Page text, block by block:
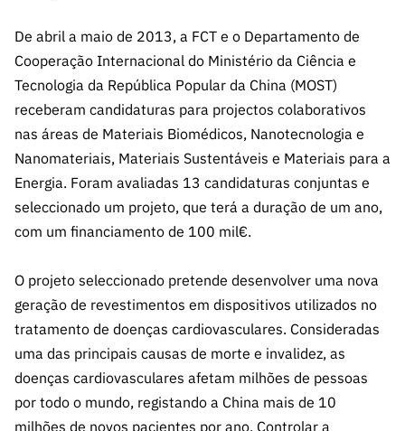
Subscrever
Direct Mail
de
Concursos
Comunicado
s
ento,
Aquisição
de
Serviços e
Parcerias
Consultas
públicas
Manifesta
ções de
serviços
digitais da
FCT
Canais de
Denúncia
s
De abril a maio de 2013, a FCT e o Departamento de
Cooperação Internacional do Ministério da Ciência e
Tecnologia da República Popular da China (MOST)
receberam candidaturas para projectos colaborativos
nas áreas de Materiais Biomédicos, Nanotecnologia e
Nanomateriais, Materiais Sustentáveis e Materiais para a
Energia. Foram avaliadas 13 candidaturas conjuntas e
seleccionado um projeto, que terá a duração de um ano,
com um financiamento de 100 mil€.
O projeto seleccionado pretende desenvolver uma nova
geração de revestimentos em dispositivos utilizados no
tratamento de doenças cardiovasculares. Consideradas
uma das principais causas de morte e invalidez, as
doenças cardiovasculares afetam milhões de pessoas
por todo o mundo, registando a China mais de 10
milhões de novos pacientes por ano. Controlar a